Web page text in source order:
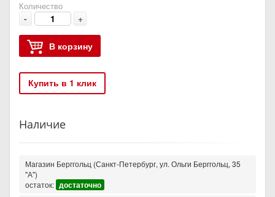
Количество
- +
В корзину
Купить в 1 клик
Наличие
Магазин Берггольц (Санкт-Петербург, ул. Ольги Берггольц, 35
"А")
остаток: достаточно